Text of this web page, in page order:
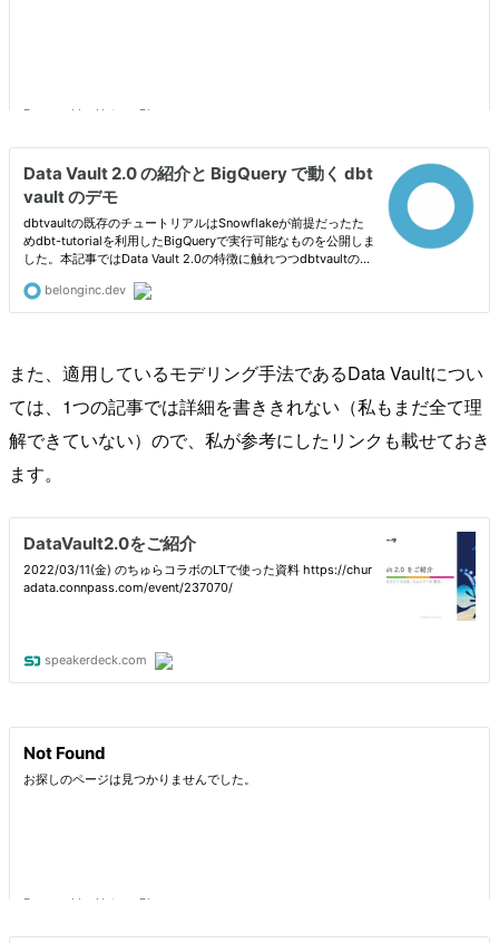
また、適用しているモデリング手法であるData Vaultについ
ては、1つの記事では詳細を書ききれない（私もまだ全て理
解できていない）ので、私が参考にしたリンクも載せておき
ます。